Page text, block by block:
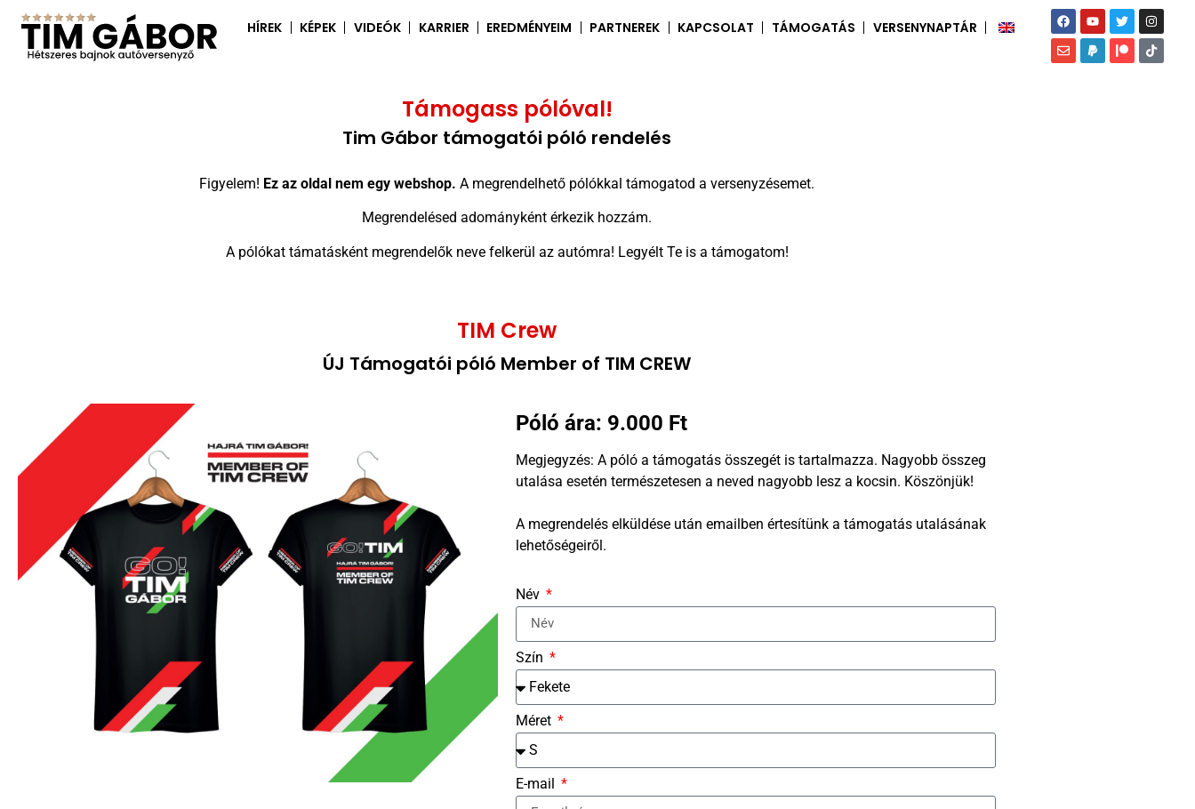
HÍREK KÉPEK VIDEÓK KARRIER EREDMÉNYEIM PARTNEREK KAPCSOLAT TÁMOGATÁS VERSENYNAPTÁR
Támogass pólóval!
Tim Gábor támogatói póló rendelés
Figyelem! Ez az oldal nem egy webshop. A megrendelhető pólókkal támogatod a versenyzésemet.
Megrendelésed adományként érkezik hozzám.
A pólókat támatásként megrendelők neve felkerül az autómra! Legyélt Te is a támogatom!
TIM Crew
ÚJ Támogatói póló Member of TIM CREW
Póló ára: 9.000 Ft
Megjegyzés: A póló a támogatás összegét is tartalmazza. Nagyobb összeg
utalása esetén természetesen a neved nagyobb lesz a kocsin. Köszönjük!
A megrendelés elküldése után emailben értesítünk a támogatás utalásának
lehetőségeiről.
Név
Szín
Méret
E-mail